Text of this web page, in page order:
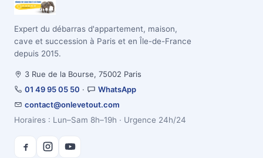
Expert du débarras d'appartement, maison,
cave et succession à Paris et en Île-de-France
depuis 2015.
3 Rue de la Bourse, 75002 Paris
01 49 95 05 50 ·
WhatsApp
contact@onlevetout.com
Horaires : Lun–Sam 8h–19h · Urgence 24h/24